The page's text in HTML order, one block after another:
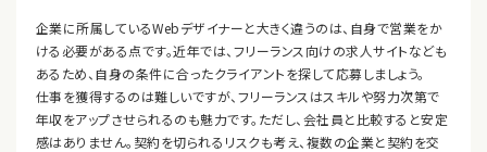
企業に所属しているWebデザイナーと大きく違うのは、自身で営業をか
ける必要がある点です。近年では、フリーランス向けの求人サイトなども
あるため、自身の条件に合ったクライアントを探して応募しましょう。
仕事を獲得するのは難しいですが、フリーランスはスキルや努力次第で
年収をアップさせられるのも魅力です。ただし、会社員と比較すると安定
感はありません。契約を切られるリスクも考え、複数の企業と契約を交